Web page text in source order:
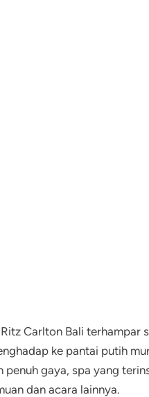
Carlton Bali terhampar
ke pantai putih
gaya, spa yang
dan acara lainnya.